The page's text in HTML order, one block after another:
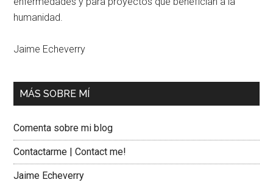
humanidad.
Jaime Echeverry
MÁS SOBRE MÍ
Comenta sobre mi blog
Contactarme | Contact me!
Jaime Echeverry